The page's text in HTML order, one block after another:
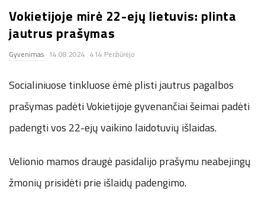
.
c
o
.
u
k
Vokietijoje mirė 22-ejų lietuvis: plinta
jautrus prašymas
Gyvenimas 14.08.2024 414 Peržiūrėjo
Socialiniuose tinkluose ėmė plisti jautrus pagalbos
prašymas padėti Vokietijoje gyvenančiai šeimai padėti
padengti vos 22-ejų vaikino laidotuvių išlaidas.
Velionio mamos draugė pasidalijo prašymu neabejingų
žmonių prisidėti prie išlaidų padengimo.